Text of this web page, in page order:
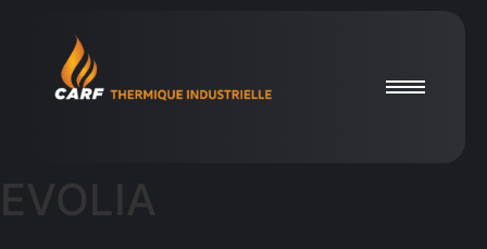
EVOLIA